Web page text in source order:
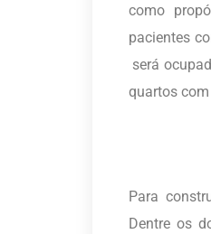
como
pacientes
será
quartos
Para
Dentre os